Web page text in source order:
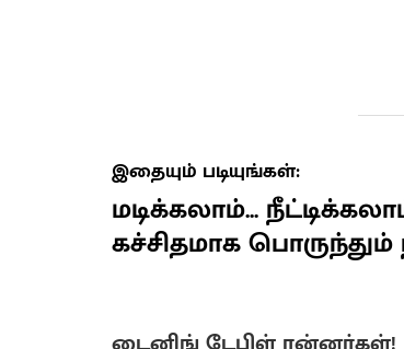
இதையும் படியுங்கள்:
மடிக்கலாம்...
கச்சிதமாக